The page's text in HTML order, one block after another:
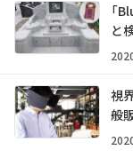
「
と
視
般